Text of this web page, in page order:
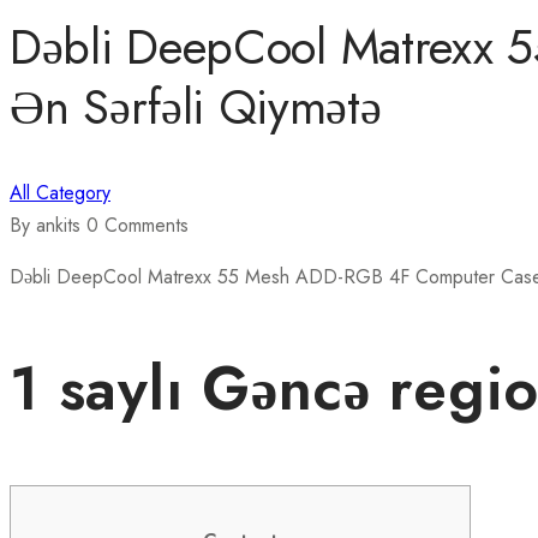
Dəbli DeepCool Matrexx
Ən Sərfəli Qiymətə
All Category
By ankits 0 Comments
Dəbli DeepCool Matrexx 55 Mesh ADD-RGB 4F Computer
1 saylı Gəncə